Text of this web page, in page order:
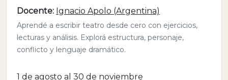
Docente: Ignacio Apolo (Argentina)
Aprendé a escribir teatro desde cero con ejercicios,
lecturas y análisis. Explorá estructura, personaje,
conflicto y lenguaje dramático.
1 de agosto al 30 de noviembre